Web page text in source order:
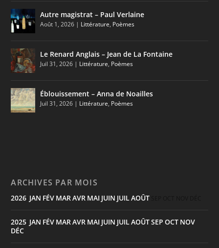
Autre magistrat – Paul Verlaine
Août 1, 2026 | Littérature, Poèmes
Le Renard Anglais – Jean de La Fontaine
Juil 31, 2026 | Littérature, Poèmes
Éblouissement – Anna de Noailles
Juil 31, 2026 | Littérature, Poèmes
ARCHIVES PAR MOIS
2026 JAN FÉV MARAVR MAI JUIN JUILAOÛT
2025 JAN FÉV MARAVR MAI JUIN JUILAOÛTSEP OCT NOV
DÉC